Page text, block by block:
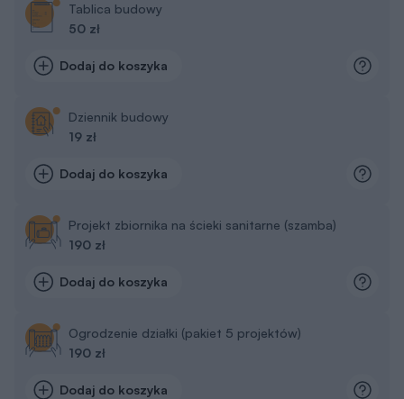
Tablica budowy
50 zł
Dodaj do koszyka
Dziennik budowy
19 zł
Dodaj do koszyka
Projekt zbiornika na ścieki sanitarne (szamba)
190 zł
Dodaj do koszyka
Ogrodzenie działki (pakiet 5 projektów)
190 zł
Dodaj do koszyka